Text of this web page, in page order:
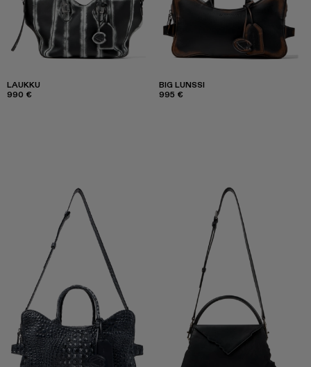
LAUKKU
990 €
BIG LUNSSI
995 €